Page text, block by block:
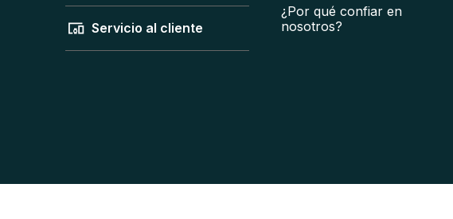
Servicio al cliente
¿Por qué confiar en
nosotros?